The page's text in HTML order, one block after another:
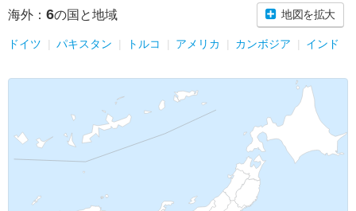
海外： 6の国と地域 地図を拡大
ドイツ パキスタン トルコ アメリカ カンボジア インド